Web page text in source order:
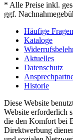
* Alle Preise inkl.
ggf.
Häufige Fragen
Kataloge
Aktuelles
Datenschutz
Historie
Diese Website
Website erforderlich
die den Komfort bei
Direktwerbung